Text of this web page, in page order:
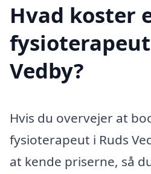
Hvad koster
Vedby?
Hvis du overvejer at
fysioterapeut i Ruds
at kende priserne, så